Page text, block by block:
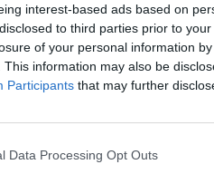
interest-based ads based on
to third parties prior to
of your personal information
This information may also be
Participants that may further
Data Processing Opt Outs
kad toks sprendimas
atstovai.